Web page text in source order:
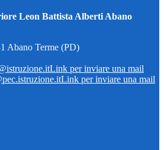
Leon Battista Alberti Abano
Abano Terme (PD)
Link per inviare una mail
Link per inviare una mail